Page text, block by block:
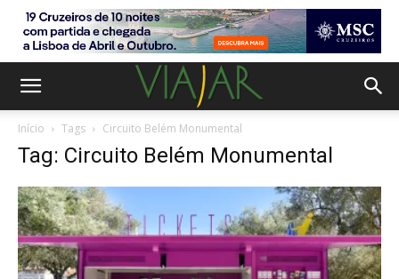
Início Tags Circuito Belém Monumental
Tag: Circuito Belém Monumental